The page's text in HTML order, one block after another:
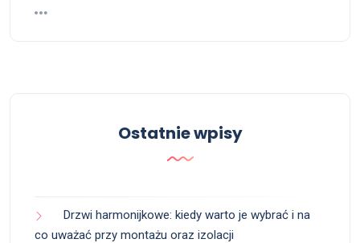
Ostatnie wpisy
Drzwi harmonijkowe: kiedy warto je wybrać i na
co uważać przy montażu oraz izolacji